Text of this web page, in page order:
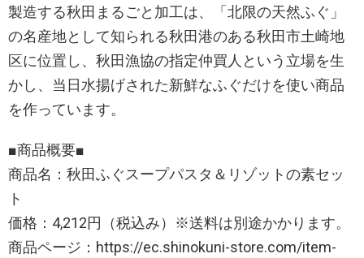
製造する秋田まるごと加工は、「北限の天然ふぐ」
の名産地として知られる秋田港のある秋田市土崎地
区に位置し、秋田漁協の指定仲買人という立場を生
かし、当日水揚げされた新鮮なふぐだけを使い商品
を作っています。
■商品概要■
商品名：秋田ふぐスープパスタ＆リゾットの素セッ
ト
価格：4,212円（税込み）※送料は別途かかります。
商品ページ：https://ec.shinokuni-store.com/item-